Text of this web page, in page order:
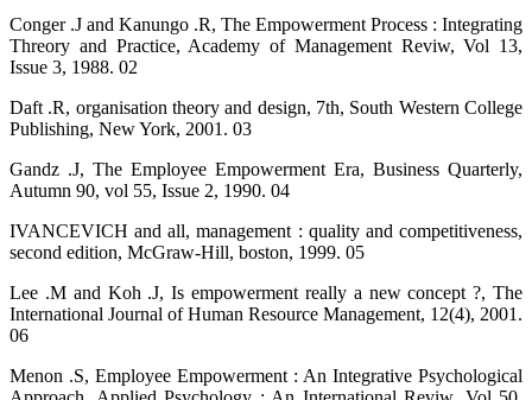
Conger .J and Kanungo .R, The Empowerment Process : Integrating
Threory and Practice, Academy of Management Reviw, Vol 13,
Issue 3, 1988. 02
Daft .R, organisation theory and design, 7th, South Western College
Publishing, New York, 2001. 03
Gandz .J, The Employee Empowerment Era, Business Quarterly,
Autumn 90, vol 55, Issue 2, 1990. 04
IVANCEVICH and all, management : quality and competitiveness,
second edition, McGraw-Hill, boston, 1999. 05
Lee .M and Koh .J, Is empowerment really a new concept ?, The
International Journal of Human Resource Management, 12(4), 2001.
06
Menon .S, Employee Empowerment : An Integrative Psychological